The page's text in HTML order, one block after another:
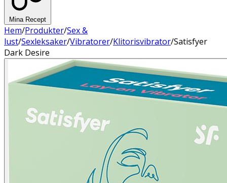
Mina Recept
Hem/Produkter/Sex &
lust/Sexleksaker/Vibratorer/Klitorisvibrator/Satisfyer
Dark Desire